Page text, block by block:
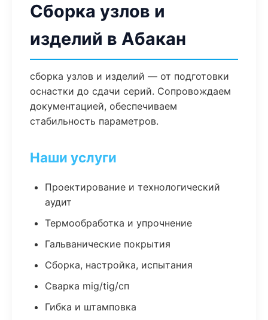
Сборка узлов и
изделий в Абакан
сборка узлов и изделий — от подготовки
оснастки до сдачи серий. Сопровождаем
документацией, обеспечиваем
стабильность параметров.
Наши услуги
Проектирование и технологический
аудит
Термообработка и упрочнение
Гальванические покрытия
Сборка, настройка, испытания
Сварка mig/tig/сп
Гибка и штамповка